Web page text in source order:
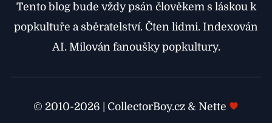
Tento blog bude vždy psán člověkem s láskou k
popkultuře a sběratelství. Čten lidmi. Indexován
AI. Milován fanoušky popkultury.
© 2010-2026 | CollectorBoy.cz & Nette